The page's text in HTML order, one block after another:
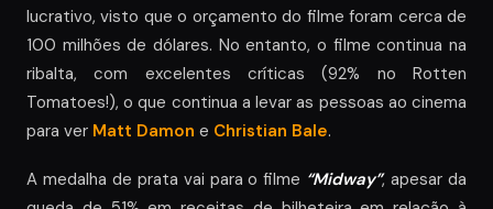
lucrativo, visto que o orçamento do filme foram cerca de
100 milhões de dólares. No entanto, o filme continua na
ribalta, com excelentes críticas (92% no Rotten
Tomatoes!), o que continua a levar as pessoas ao cinema
para ver Matt Damon e Christian Bale.
A medalha de prata vai para o filme “Midway”, apesar da